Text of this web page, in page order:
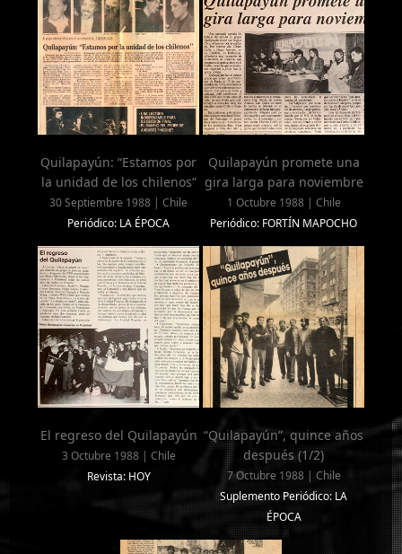
Quilapayún: “Estamos por
la unidad de los chilenos”
30 Septiembre 1988 | Chile
Periódico: LA ÉPOCA
Quilapayún promete una
gira larga para noviembre
1 Octubre 1988 | Chile
Periódico: FORTÍN MAPOCHO
El regreso del Quilapayún
3 Octubre 1988 | Chile
Revista: HOY
“Quilapayún”, quince años
después (1/2)
7 Octubre 1988 | Chile
Suplemento Periódico: LA
ÉPOCA